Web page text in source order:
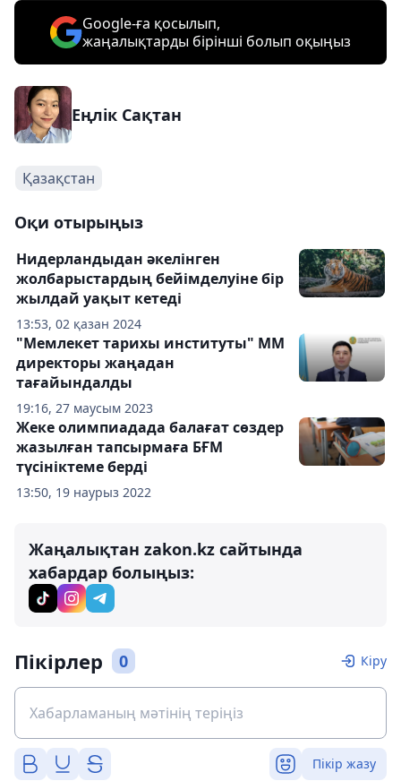
Google-ға қосылып,
жаңалықтарды бірінші болып оқыңыз
Еңлік Сақтан
Қазақстан
Оқи отырыңыз
13:53, 02 қазан 2024
Нидерландыдан әкелінген
жолбарыстардың бейімделуіне бір
жылдай уақыт кетеді
19:16, 27 маусым 2023
"Мемлекет тарихы институты" ММ
директоры жаңадан
тағайындалды
13:50, 19 наурыз 2022
Жеке олимпиадада балағат сөздер
жазылған тапсырмаға БҒМ
түсініктеме берді
Жаңалықтан zakon.kz сайтында
хабардар болыңыз:
Пікірлер 0 Кіру
Пікір жазу